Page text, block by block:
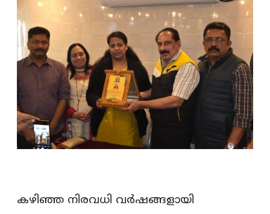
കഴിഞ്ഞ നിരവധി വർഷങ്ങളായി